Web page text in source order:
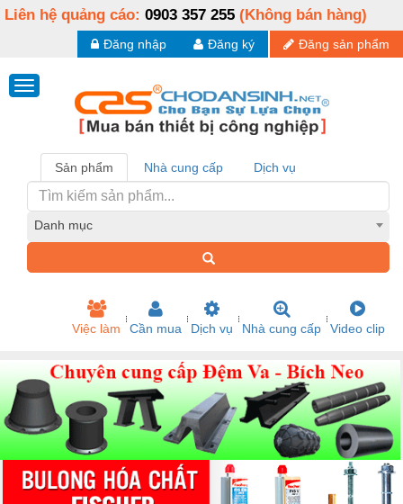
Liên hệ quảng cáo: 0903 357 255 (Không bán hàng)
Đăng sản phẩm
Đăng ký
Đăng nhập
Sản phẩm Nhà cung cấp Dịch vụ
Danh mục
Việc làm Cần mua Dịch vụ Nhà cung cấp Video clip